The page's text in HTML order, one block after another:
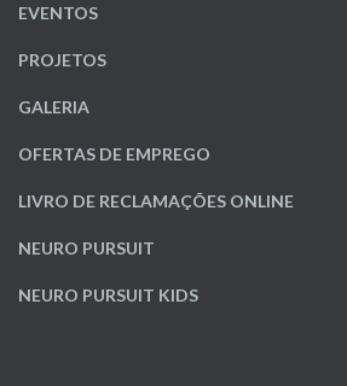
EVENTOS
PROJETOS
GALERIA
OFERTAS DE EMPREGO
LIVRO DE RECLAMAÇÕES ONLINE
NEURO PURSUIT
NEURO PURSUIT KIDS